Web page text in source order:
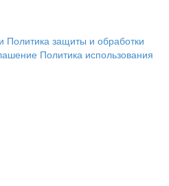
Политика защиты и обработки
Политика использования